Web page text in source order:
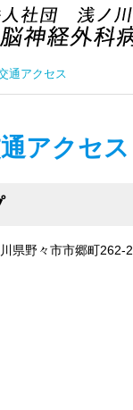
通アクセス
アクセス
県野々市市郷町262-2